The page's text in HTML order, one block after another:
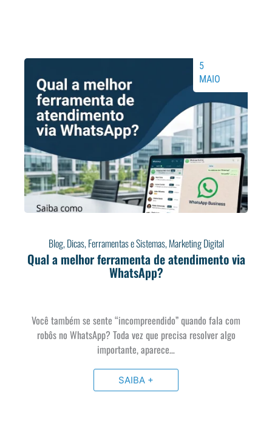
Blog,Dicas,Ferramentas e Sistemas,Marketing Digital
Qual a melhor ferramenta de atendimento via
WhatsApp?
5
MAIO
Você também se sente “incompreendido” quando fala com
robôs no WhatsApp? Toda vez que precisa resolver algo
importante, aparece…
SAIBA +